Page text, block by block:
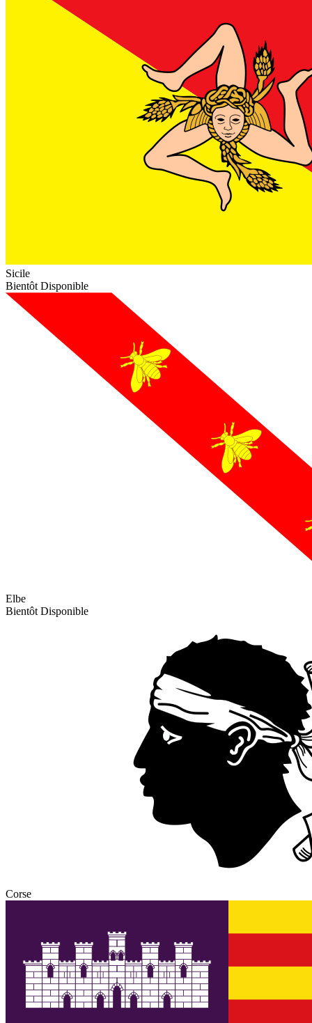
Sicile
Bientôt Disponible
Elbe
Bientôt Disponible
Corse